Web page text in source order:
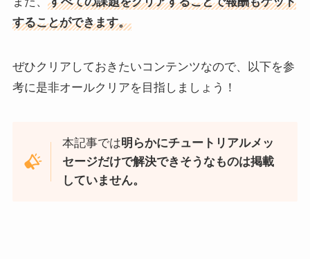
することができます。
ぜひクリアしておきたいコンテンツなので、以下を参
考に是非オールクリアを目指しましょう！
本記事では明らかにチュートリアルメッ
セージだけで解決できそうなものは掲載
していません。